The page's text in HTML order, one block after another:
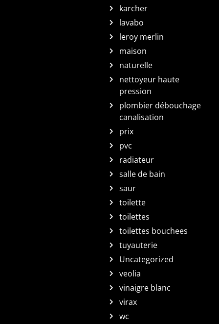
karcher
lavabo
leroy merlin
maison
naturelle
nettoyeur haute
pression
plombier débouchage
canalisation
prix
pvc
radiateur
salle de bain
saur
toilette
toilettes
toilettes bouchees
tuyauterie
Uncategorized
veolia
vinaigre blanc
virax
wc